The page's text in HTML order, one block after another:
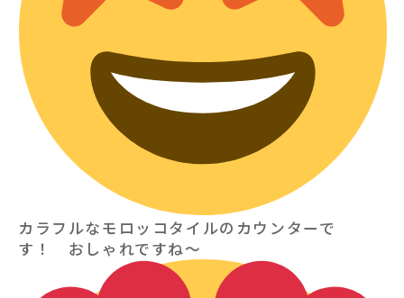
カラフルなモロッコタイルのカウンターで
す！ おしゃれですね〜